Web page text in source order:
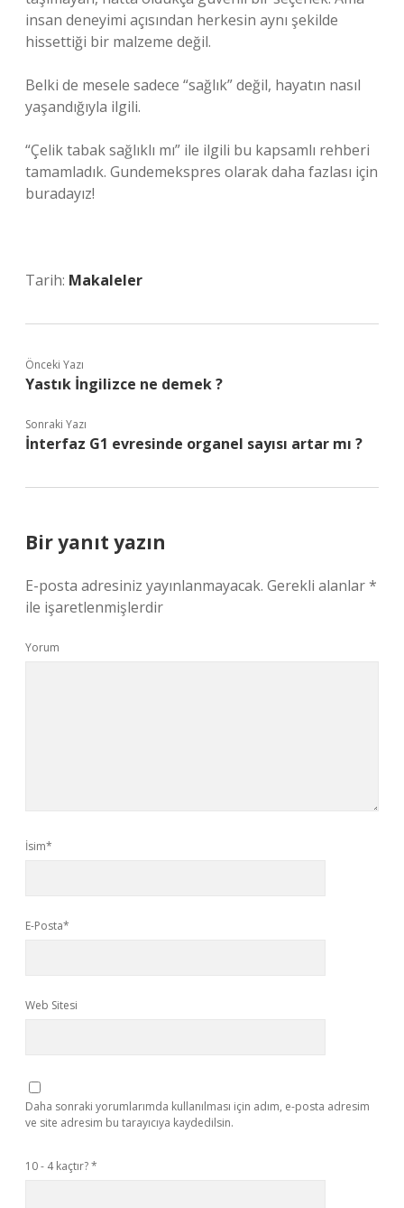
insan deneyimi açısından herkesin aynı şekilde
hissettiği bir malzeme değil.
Belki de mesele sadece “sağlık” değil, hayatın nasıl
yaşandığıyla ilgili.
“Çelik tabak sağlıklı mı” ile ilgili bu kapsamlı rehberi
tamamladık. Gundemekspres olarak daha fazlası için
buradayız!
Tarih: Makaleler
Önceki Yazı
Yastık İngilizce ne demek ?
Sonraki Yazı
İnterfaz G1 evresinde organel sayısı artar mı ?
Bir yanıt yazın
E-posta adresiniz yayınlanmayacak. Gerekli alanlar*
ile işaretlenmişlerdir
Yorum
İsim*
E-Posta*
Web Sitesi
Daha sonraki yorumlarımda kullanılması için adım, e-posta adresim
ve site adresim bu tarayıcıya kaydedilsin.
10 - 4 kaçtır?*